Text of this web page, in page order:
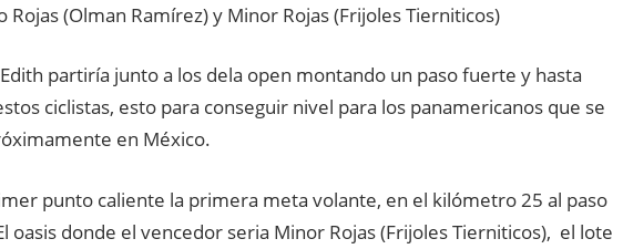
Rojas (Olman Ramírez) y Minor Rojas (Frijoles Tierniticos)
partiría junto a los dela open montando un paso fuerte y hasta
ciclistas, esto para conseguir nivel para los panamericanos que se
en México.
punto caliente la primera meta volante, en el kilómetro 25 al paso
oasis donde el vencedor seria Minor Rojas (Frijoles Tierniticos), el lote